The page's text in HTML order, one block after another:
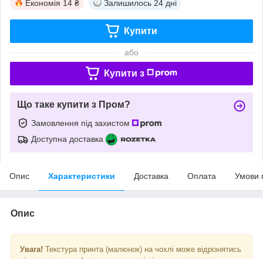
Економія 14 ₴ Залишилось 24 дні
Купити
або
Купити з
Що таке купити з Пром?
Замовлення під захистом
Доступна доставка
Опис Характеристики Доставка Оплата Умови
Опис
Увага! Текстура принта (малюнок) на чохлі може відрізнятись